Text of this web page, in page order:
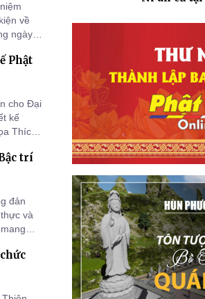
về
ngày
Trị sự
Phật
cho Đại
kế
Thích
trí
đản
và